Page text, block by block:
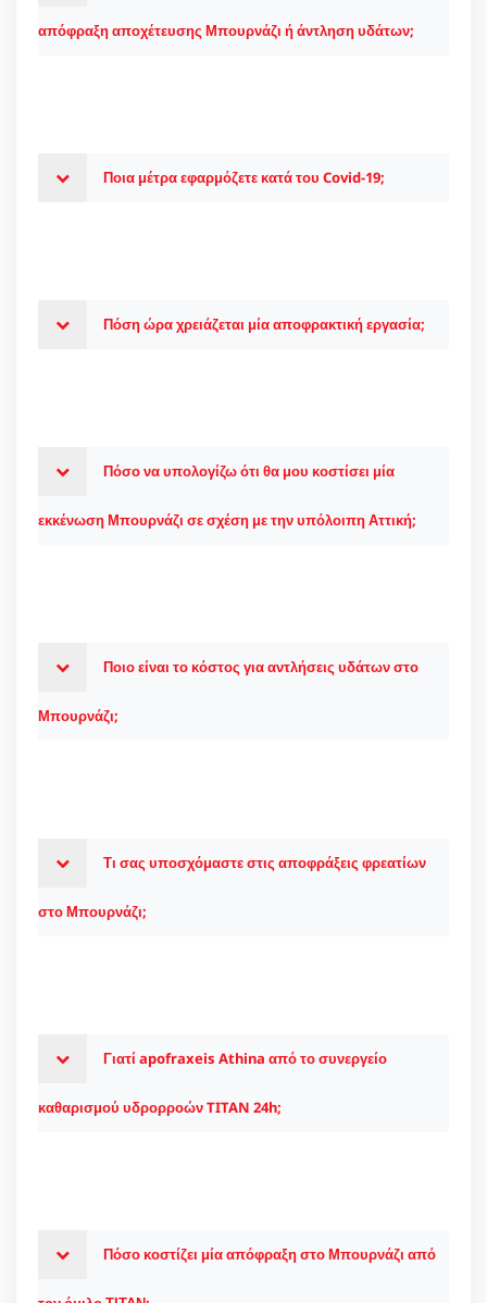
απόφραξη αποχέτευσης Μπουρνάζι ή άντληση υδάτων;
Ποια μέτρα εφαρμόζετε κατά του Covid-19;
Πόση ώρα χρειάζεται μία αποφρακτική εργασία;
Πόσο να υπολογίζω ότι θα μου κοστίσει μία
εκκένωση Μπουρνάζι σε σχέση με την υπόλοιπη Αττική;
Ποιο είναι το κόστος για αντλήσεις υδάτων στο
Μπουρνάζι;
Τι σας υποσχόμαστε στις αποφράξεις φρεατίων
στο Μπουρνάζι;
Γιατί apofraxeis Athina από το συνεργείο
καθαρισμού υδρορροών TITAN 24h;
Πόσο κοστίζει μία απόφραξη στο Μπουρνάζι από